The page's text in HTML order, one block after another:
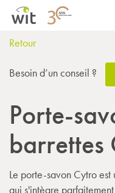
Retour
Besoin d’un conseil ?
Porte-
barrettes
Le porte-savon Cytro
qui s'intègre